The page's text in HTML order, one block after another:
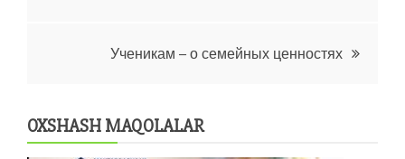
Ученикам – о семейных ценностях
OXSHASH MAQOLALAR